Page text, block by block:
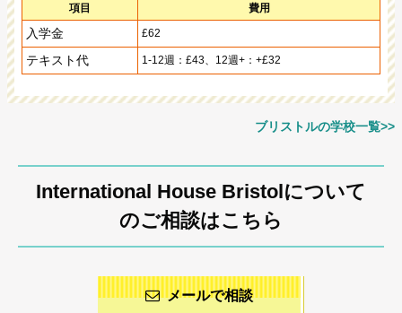
項目 費用
入学金 £62
テキスト代 1-12週：£43、12週+：+£32
ブリストルの学校一覧>>
International House Bristolについて
のご相談はこちら
メールで相談